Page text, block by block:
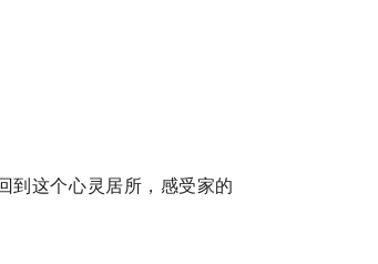
到这个心灵居所，感受家的